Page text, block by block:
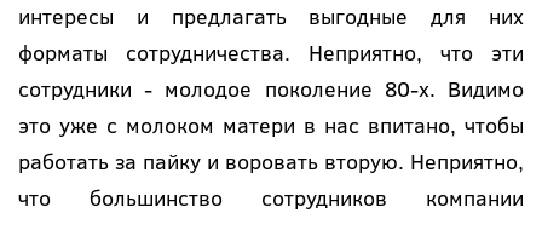
интересы и предлагать выгодные для них
форматы сотрудничества. Неприятно, что эти
сотрудники - молодое поколение 80-х. Видимо
это уже с молоком матери в нас впитано, чтобы
работать за пайку и воровать вторую. Неприятно,
что большинство сотрудников компании